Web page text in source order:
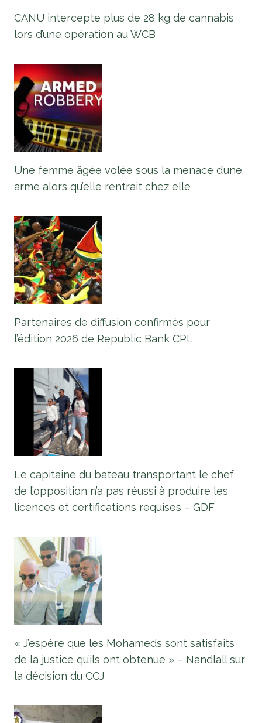
CANU intercepte plus de 28 kg de cannabis
lors d’une opération au WCB
Une femme âgée volée sous la menace d’une
arme alors qu’elle rentrait chez elle
Partenaires de diffusion confirmés pour
l’édition 2026 de Republic Bank CPL
Le capitaine du bateau transportant le chef
de l’opposition n’a pas réussi à produire les
licences et certifications requises – GDF
« J’espère que les Mohameds sont satisfaits
de la justice qu’ils ont obtenue » – Nandlall sur
la décision du CCJ